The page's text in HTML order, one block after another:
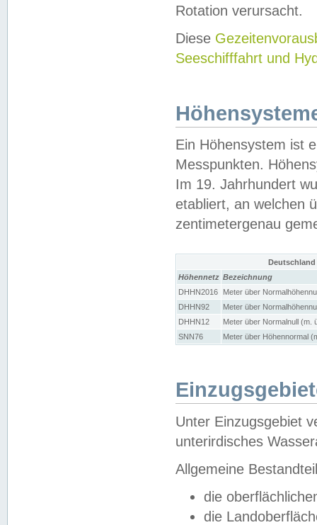
Rotation verursacht.
Diese
Seeschifffahrt und
Ein Höhensystem ist
Messpunkten.
Im 19. Jahrhundert
etabliert, an welchen
zentimetergenau
Höhennetz Bezeichnung
DHHN2016
Meter über
DHHN92
Meter über
DHHN12
Meter über Normalnull (m.
SNN76
Meter über Höhennormal
Unter Einzugsgebiet
unterirdisches
Allgemeine
die
die